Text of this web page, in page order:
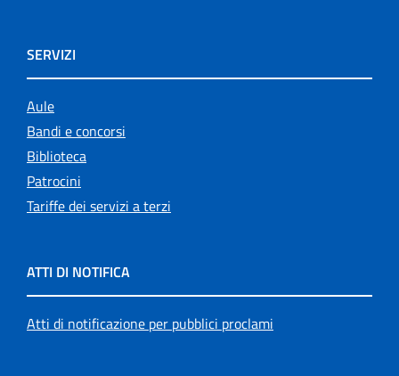
SERVIZI
Aule
Bandi e concorsi
Biblioteca
Patrocini
Tariffe dei servizi a terzi
ATTI DI NOTIFICA
Atti di notificazione per pubblici proclami